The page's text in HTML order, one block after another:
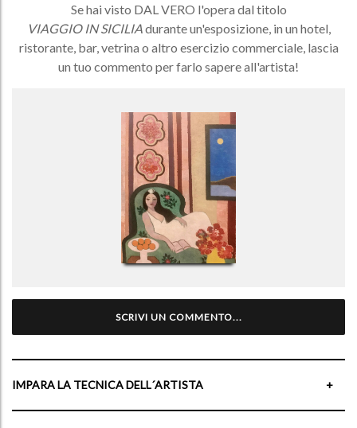
Se hai visto DAL VERO l'opera dal titolo
VIAGGIO IN SICILIAdurante un'esposizione, in un hotel,
ristorante, bar, vetrina o altro esercizio commerciale, lascia
un tuo commento per farlo sapere all'artista!
SCRIVI UN COMMENTO...
IMPARA LA TECNICA DELL´ARTISTA +